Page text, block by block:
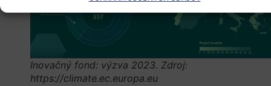
Inovačný fond: výzva 2023. Zdroj:
https://climate.ec.europa.eu